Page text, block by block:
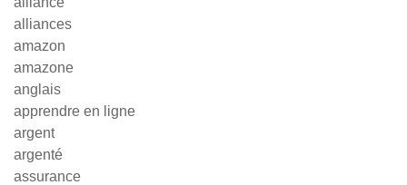
alliances
amazon
amazone
anglais
apprendre en ligne
argent
argenté
assurance